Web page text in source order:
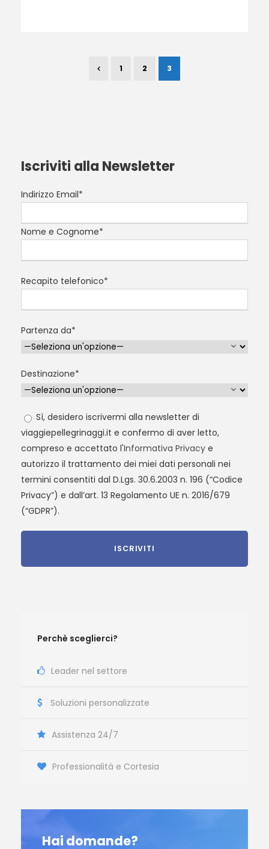
1 2 3
Iscriviti alla Newsletter
Indirizzo Email*
Nome e Cognome*
Recapito telefonico*
Partenza da*
Destinazione*
Sì, desidero iscrivermi alla newsletter di
viaggiepellegrinaggi.it e confermo di aver letto,
compreso e accettato l'Informativa Privacy e
autorizzo il trattamento dei miei dati personali nei
termini consentiti dal D.Lgs. 30.6.2003 n. 196 (“Codice
Privacy”) e dall’art. 13 Regolamento UE n. 2016/679
(“GDPR”).
Perchè sceglierci?
Leader nel settore
Soluzioni personalizzate
Assistenza 24/7
Professionalità e Cortesia
Hai domande?